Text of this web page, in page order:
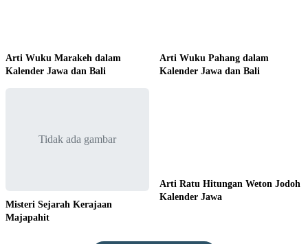
Arti Wuku Marakeh dalam
Kalender Jawa dan Bali
Arti Wuku Pahang dalam
Kalender Jawa dan Bali
Tidak ada gambar
Misteri Sejarah Kerajaan
Majapahit
Arti Ratu Hitungan Weton Jodoh
Kalender Jawa